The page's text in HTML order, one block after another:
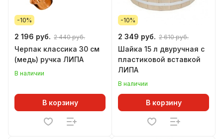
-10%
2 196 руб. 2 440 руб.
Черпак классика 30 см
(медь) ручка ЛИПА
В наличии
В корзину
-10%
2 349 руб. 2 610 руб.
Шайка 15 л двуручная с
пластиковой вставкой
ЛИПА
В наличии
В корзину